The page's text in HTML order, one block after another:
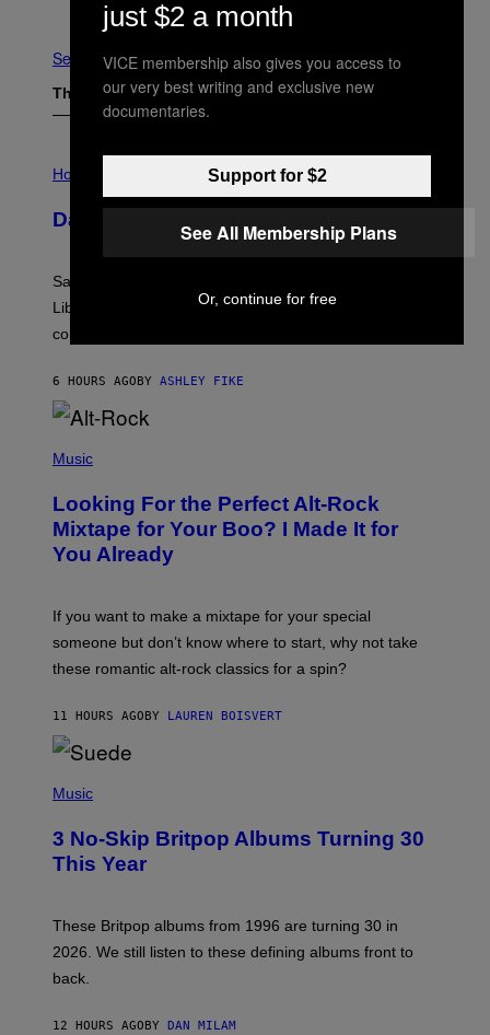
Older
See All
The Latest
L
S
T
I
N
R
E
E
A
.
Horoscopes
Daily Horoscope: August 6, 2026
Saturn trines the Sun today and Venus comes home to
Libra. Whatever you’ve been building just got its
confirmation.
6 HOURS AGO BY ASHLEY FIKE
P
T
O
B
Y
K
H
T
N
/
R
D
F
R
N
Music
Looking For the Perfect Alt-Rock
Mixtape for Your Boo? I Made It for
You Already
If you want to make a mixtape for your special
someone but don’t know where to start, why not take
these romantic alt-rock classics for a spin?
11 HOURS AGO BY LAUREN BOISVERT
H
O
B
Y
E
S
V
A
I
Music
3 No-Skip Britpop Albums Turning 30
This Year
These Britpop albums from 1996 are turning 30 in
2026. We still listen to these defining albums front to
back.
12 HOURS AGO BY DAN MILAM
just $2 a month
VICE membership also gives you access to
our very best writing and exclusive new
documentaries.
Support for $2
See All Membership Plans
Or, continue for free